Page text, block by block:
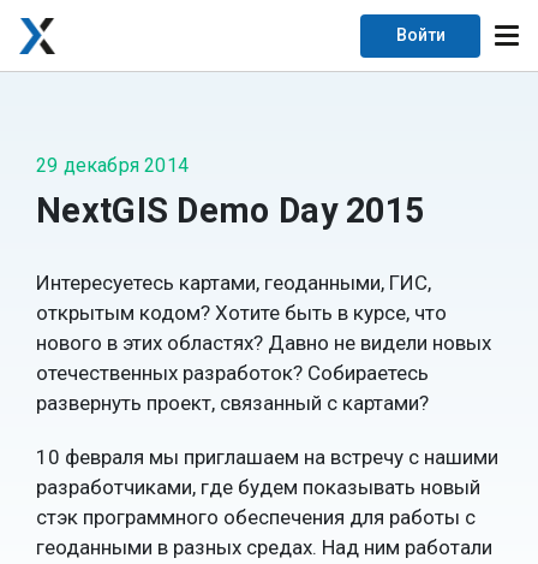
Войти
29 декабря 2014
NextGIS Demo Day 2015
Интересуетесь картами, геоданными, ГИС,
открытым кодом? Хотите быть в курсе, что
нового в этих областях? Давно не видели новых
отечественных разработок? Собираетесь
развернуть проект, связанный с картами?
10 февраля мы приглашаем на встречу с нашими
разработчиками, где будем показывать новый
стэк программного обеспечения для работы с
геоданными в разных средах. Над ним работали